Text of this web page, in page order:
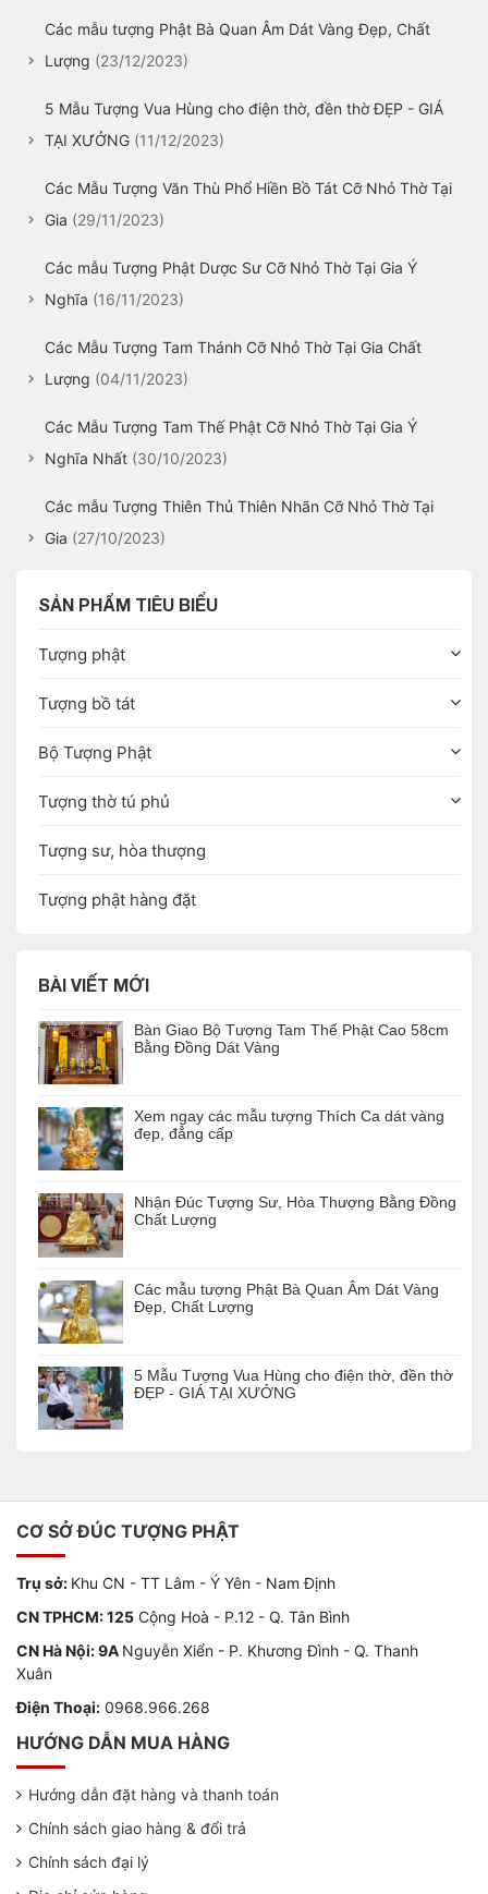
Các mẫu tượng Phật Bà Quan Âm Dát Vàng Đẹp, Chất
Lượng (23/12/2023)
5 Mẫu Tượng Vua Hùng cho điện thờ, đền thờ ĐẸP - GIÁ
TẠI XƯỞNG (11/12/2023)
Các Mẫu Tượng Văn Thù Phổ Hiền Bồ Tát Cỡ Nhỏ Thờ Tại
Gia (29/11/2023)
Các mẫu Tượng Phật Dược Sư Cỡ Nhỏ Thờ Tại Gia Ý
Nghĩa (16/11/2023)
Các Mẫu Tượng Tam Thánh Cỡ Nhỏ Thờ Tại Gia Chất
Lượng (04/11/2023)
Các Mẫu Tượng Tam Thế Phật Cỡ Nhỏ Thờ Tại Gia Ý
Nghĩa Nhất (30/10/2023)
Các mẫu Tượng Thiên Thủ Thiên Nhãn Cỡ Nhỏ Thờ Tại
Gia (27/10/2023)
SẢN PHẨM TIÊU BIỂU
Tượng phật
Tượng bồ tát
Bộ Tượng Phật
Tượng thờ tú phủ
Tượng sư, hòa thượng
Tượng phật hàng đặt
BÀI VIẾT MỚI
Bàn Giao Bộ Tượng Tam Thế Phật Cao 58cm
Bằng Đồng Dát Vàng
Xem ngay các mẫu tượng Thích Ca dát vàng
đẹp, đẳng cấp
Nhận Đúc Tượng Sư, Hòa Thượng Bằng Đồng
Chất Lượng
Các mẫu tượng Phật Bà Quan Âm Dát Vàng
Đẹp, Chất Lượng
5 Mẫu Tượng Vua Hùng cho điện thờ, đền thờ
ĐẸP - GIÁ TẠI XƯỞNG
CƠ SỞ ĐÚC TƯỢNG PHẬT
Trụ sở: Khu CN - TT Lâm - Ý Yên - Nam Định
CN TPHCM: 125 Cộng Hoà - P.12 - Q. Tân Bình
CN Hà Nội: 9A Nguyễn Xiển - P. Khương Đình - Q. Thanh
Xuân
Điện Thoại: 0968.966.268
HƯỚNG DẪN MUA HÀNG
Hướng dẫn đặt hàng và thanh toán
Chính sách giao hàng & đổi trả
Chính sách đại lý